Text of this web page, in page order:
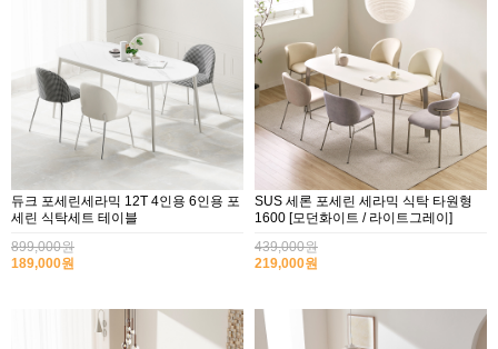
듀크 포세린세라믹 12T 4인용 6인용 포
세린 식탁세트 테이블
899,000원
189,000원
SUS 세론 포세린 세라믹 식탁 타원형
1600 [모던화이트 / 라이트그레이]
439,000원
219,000원